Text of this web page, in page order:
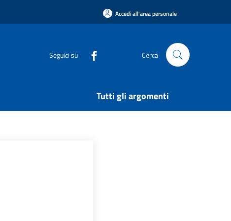
Accedi all'area personale
Seguici su Cerca
Tutti gli argomenti